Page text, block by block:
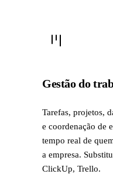
Gestão do
Tarefas, projetos,
e coordenação de
tempo real de
a empresa.
ClickUp, Trello.